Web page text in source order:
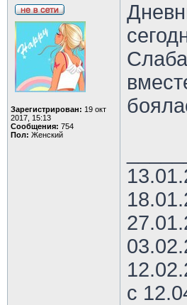
Зарегистрирован: 19 окт
2017, 15:13
Сообщения: 754
Пол: Женский
с